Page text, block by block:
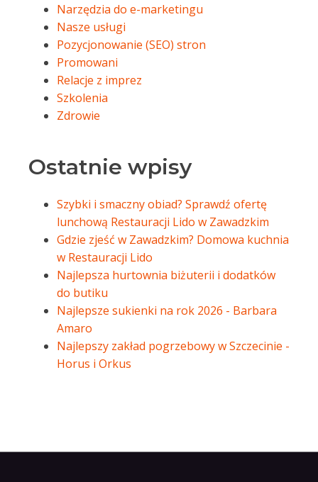
Narzędzia do e-marketingu
Nasze usługi
Pozycjonowanie (SEO) stron
Promowani
Relacje z imprez
Szkolenia
Zdrowie
Ostatnie wpisy
Szybki i smaczny obiad? Sprawdź ofertę
lunchową Restauracji Lido w Zawadzkim
Gdzie zjeść w Zawadzkim? Domowa kuchnia
w Restauracji Lido
Najlepsza hurtownia biżuterii i dodatków
do butiku
Najlepsze sukienki na rok 2026 - Barbara
Amaro
Najlepszy zakład pogrzebowy w Szczecinie -
Horus i Orkus